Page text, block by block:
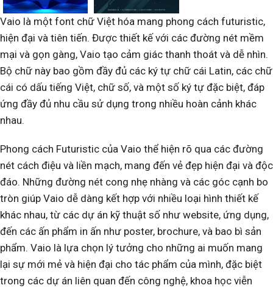
Vaio là một font chữ Việt hóa mang phong cách futuristic,
hiện đại và tiên tiến. Được thiết kế với các đường nét mềm
mại và gọn gàng, Vaio tạo cảm giác thanh thoát và dễ nhìn.
Bộ chữ này bao gồm đầy đủ các ký tự chữ cái Latin, các chữ
cái có dấu tiếng Việt, chữ số, và một số ký tự đặc biệt, đáp
ứng đầy đủ nhu cầu sử dụng trong nhiều hoàn cảnh khác
nhau.
Phong cách Futuristic của Vaio thể hiện rõ qua các đường
nét cách điệu và liền mạch, mang đến vẻ đẹp hiện đại và độc
đáo. Những đường nét cong nhẹ nhàng và các góc cạnh bo
tròn giúp Vaio dễ dàng kết hợp với nhiều loại hình thiết kế
khác nhau, từ các dự án kỹ thuật số như website, ứng dụng,
đến các ấn phẩm in ấn như poster, brochure, và bao bì sản
phẩm. Vaio là lựa chọn lý tưởng cho những ai muốn mang
lại sự mới mẻ và hiện đại cho tác phẩm của mình, đặc biệt
trong các dự án liên quan đến công nghệ, khoa học viễn